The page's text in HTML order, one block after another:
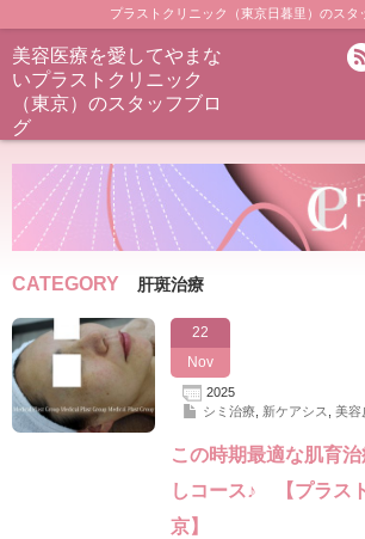
プラストクリニック（東京日暮里）のスタ
美容医療を愛してやまな
いプラストクリニック
（東京）のスタッフブロ
グ
CATEGORY 肝斑治療
22
Nov
2025
シミ治療, 新ケアシス 美容
この時期最適な肌育
しコース♪ 【プラス
京】